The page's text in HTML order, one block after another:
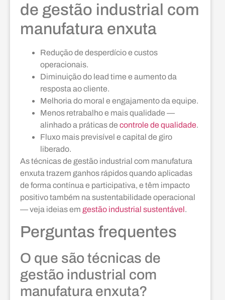
de gestão industrial com
manufatura enxuta
Redução de desperdício e custos
operacionais.
Diminuição do lead time e aumento da
resposta ao cliente.
Melhoria do moral e engajamento da equipe.
Menos retrabalho e mais qualidade —
alinhado a práticas de controle de qualidade.
Fluxo mais previsível e capital de giro
liberado.
As técnicas de gestão industrial com manufatura
enxuta trazem ganhos rápidos quando aplicadas
de forma contínua e participativa, e têm impacto
positivo também na sustentabilidade operacional
— veja ideias em gestão industrial sustentável.
Perguntas frequentes
O que são técnicas de
gestão industrial com
manufatura enxuta?